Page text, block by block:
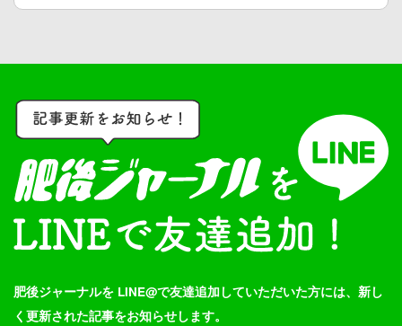
肥後ジャーナルを LINE@で友達追加していただいた方には、新し
く更新された記事をお知らせします。